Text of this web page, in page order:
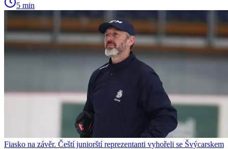
5 min
Fiasko na závěr. Čeští juniorští reprezentanti vyhořeli se Švýcarskem